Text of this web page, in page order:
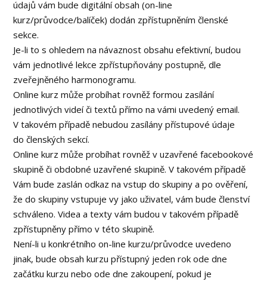
údajů vám bude digitální obsah (on-line
kurz/průvodce/balíček) dodán zpřístupněním členské
sekce.
Je-li to s ohledem na návaznost obsahu efektivní, budou
vám jednotlivé lekce zpřístupňovány postupně, dle
zveřejněného harmonogramu.
Online kurz může probíhat rovněž formou zasílání
jednotlivých videí či textů přímo na vámi uvedený email.
V takovém případě nebudou zasílány přístupové údaje
do členských sekcí.
Online kurz může probíhat rovněž v uzavřené facebookové
skupině či obdobné uzavřené skupině. V takovém případě
Vám bude zaslán odkaz na vstup do skupiny a po ověření,
že do skupiny vstupuje vy jako uživatel, vám bude členství
schváleno. Videa a texty vám budou v takovém případě
zpřístupněny přímo v této skupině.
Není-li u konkrétního on-line kurzu/průvodce uvedeno
jinak, bude obsah kurzu přístupný jeden rok ode dne
začátku kurzu nebo ode dne zakoupení, pokud je